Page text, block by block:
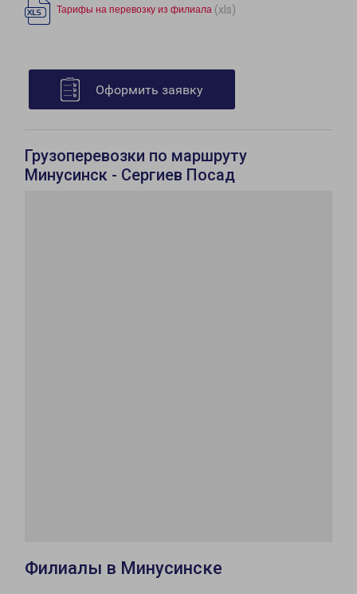
Тарифы на перевозку из филиала (xls)
Оформить заявку
Грузоперевозки по маршруту
Минусинск - Сергиев Посад
Филиалы в Минусинске